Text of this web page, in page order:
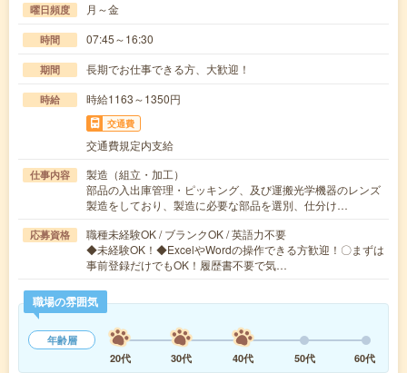
曜日頻度 月～金
時間 07:45～16:30
期間 長期でお仕事できる方、大歓迎！
時給 時給1163～1350円
交通費
交通費規定内支給
仕事内容
製造（組立・加工）
部品の入出庫管理・ピッキング、及び運搬光学機器のレンズ
製造をしており、製造に必要な部品を選別、仕分け…
応募資格
職種未経験OK / ブランクOK / 英語力不要
◆未経験OK！◆ExcelやWordの操作できる方歓迎！〇まずは
事前登録だけでもOK！履歴書不要で気…
職場の雰囲気
年齢層
20代
30代 40代 50代 60代